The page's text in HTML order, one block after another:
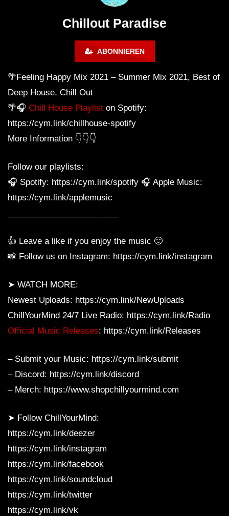
Chillout Paradise
ABONNIEREN
🌴Feeling Happy Mix 2021 – Summer Mix 2021, Best of
Deep House, Chill Out
🌴🎧 Chill House Playlist on Spotify:
https://cym.link/chillhouse-spotify
More Information 👇👇👇
Follow our playlists:
🎧 Spotify: https://cym.link/spotify 🎧 Apple Music:
https://cym.link/applemusic
👍 Leave a like if you enjoy the music 🙂
📸 Follow us on Instagram: https://cym.link/instagram
➤ WATCH MORE:
Newest Uploads: https://cym.link/NewUploads
ChillYourMind 24/7 Live Radio: https://cym.link/Radio
Official Music Releases: https://cym.link/Releases
– Submit your Music: https://cym.link/submit
– Discord: https://cym.link/discord
– Merch: https://www.shopchillyourmind.com
➤ Follow ChillYourMind:
https://cym.link/deezer
https://cym.link/instagram
https://cym.link/facebook
https://cym.link/soundcloud
https://cym.link/twitter
https://cym.link/vk